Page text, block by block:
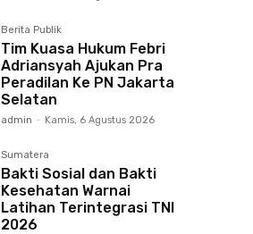
Berita Publik
Tim Kuasa Hukum Febri
Adriansyah Ajukan Pra
Peradilan Ke PN Jakarta
Selatan
admin - Kamis, 6 Agustus 2026
Sumatera
Bakti Sosial dan Bakti
Kesehatan Warnai
Latihan Terintegrasi TNI
2026